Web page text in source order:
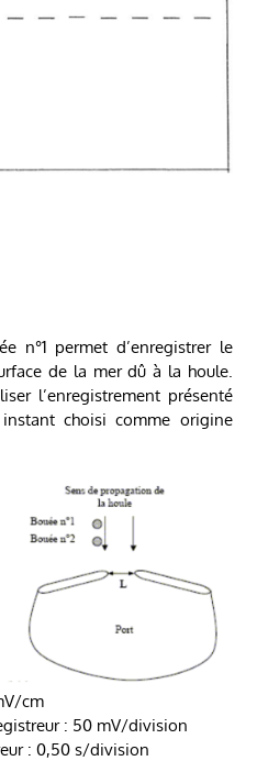
n°1 permet d’enregistrer le
de la mer dû à la houle.
l’enregistrement présenté
choisi comme origine
cm
: 50 mV/division
: 0,50 s/division